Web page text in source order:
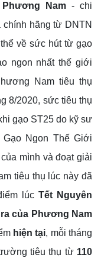
Nam- chi
hãng từ DNTN
về sức hút từ gạo
ngon nhất thế giới
Nam tiêu thụ
8/2020, sức tiêu thụ
gạo ST25 do kỹ sư
Ngon Thế Giới
mình và đoạt giải
tiêu thụ lúc này đã
lúc Tết Nguyên
của Phương Nam
hiện tại, mỗi tháng
tiêu thụ từ 110